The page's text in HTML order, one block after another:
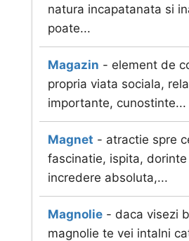
natura incapatanata si
poate...
Magazin - element de
propria viata sociala,
importante, cunostinte...
Magnet - atractie spre
fascinatie, ispita, dorinte
incredere absoluta,...
Magnolie - daca visezi
magnolie te vei intalni